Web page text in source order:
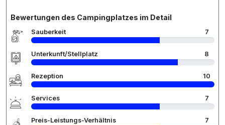
Bewertungen des Campingplatzes im Detail
Sauberkeit 7
Unterkunft/Stellplatz 8
Rezeption 10
Services 7
Preis-Leistungs-Verhältnis 7